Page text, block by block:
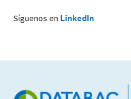
Síguenos en LinkedIn